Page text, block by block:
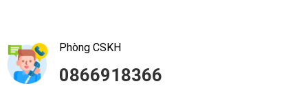
Phòng CSKH
0866918366